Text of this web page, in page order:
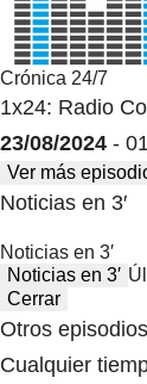
Crónica 24/7
1x24: Radio
23/08/2024 -
Ver más
Noticias en 3′
Noticias en 3′
Noticias en 3′
Cerrar
Otros episodios
Cualquier